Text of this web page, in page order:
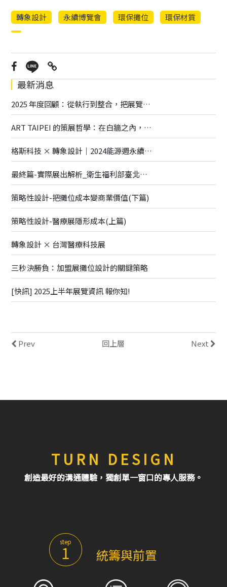
轉象設計 永續博覽會 環保攤位 環保材質
最新消息
2025 年度回顧：從執行到整合，把展覽做得更深更廣
ART TAIPEI 的策展哲學：在白牆之內，打造一座有呼吸的藝術場域
格斯科技 × 轉象設計｜2024能源週永續展覽全解析
最終篇-實際展出解析_衛生福利部臺北醫院
策略性設計-把攤位成本變商業價值(下篇)
策略性設計-醫療展隱形成本(上篇)
轉象設計 × 台灣醫療科技展
三秒決勝負：加盟展攤位設計的關鍵策略
[快訊] 2025上半年展覽資訊 報你知!
Prev 回上層 Next
TURN DESIGN
創造最好的溝通體驗，獨創單一窗口的專人服務。
step
1 統籌與前置